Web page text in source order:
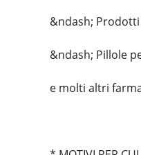
&ndash;
&ndash; Pillole
e molti altri